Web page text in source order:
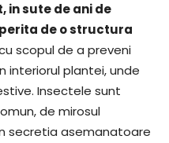
in sute de ani de
de o structura
scopul de a preveni
interiorul plantei, unde
Insectele sunt
de mirosul
secretia asemanatoare